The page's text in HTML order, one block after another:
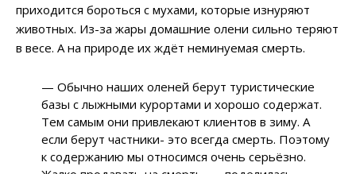
приходится бороться с мухами, которые изнуряют
животных. Из-за жары домашние олени сильно теряют
в весе. А на природе их ждёт неминуемая смерть.
— Обычно наших оленей берут туристические
базы с лыжными курортами и хорошо содержат.
Тем самым они привлекают клиентов в зиму. А
если берут частники- это всегда смерть. Поэтому
к содержанию мы относимся очень серьёзно.